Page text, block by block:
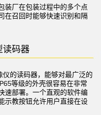
装厂在包装过程中的多个点
在召回时能够快速识别和隔
读码器
的读码器，能够对最广泛的
等级的外壳很容易在非常
速部署。一个直观的软件编
示教按钮允许用户直接在设